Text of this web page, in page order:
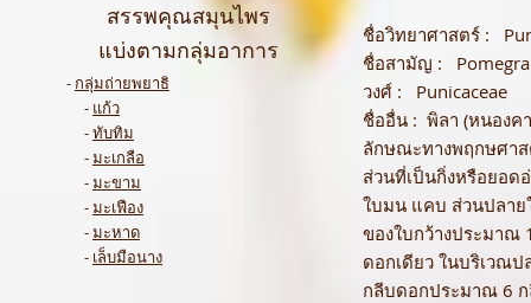
สรรพคุณสมุนไพร
แบ่งตามกลุ่มอาการ
- กลุ่มถ่ายพยาธิ
- แก้ว
-ทับทิม
-มะเกลือ
-มะขาม
-มะเฟือง
-มะหาด
- เล็บมือนาง
ชื่อวิทยาศาสตร์ :
ชื่อสามัญ :
วงศ์ : Punicaceae
ชื่ออื่น : พิลา (หนองค
ลักษณะทางพฤกษศา
ส่วนที่เป็นกิ่งหรือยอด
ใบมน แคบ ส่วนปลาย
ของใบกว้างประมาณ
ดอกเดียว ในบริเวณ
กลีบดอกประมาณ 6 ก